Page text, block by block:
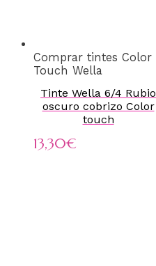
Comprar tintes Color
Touch Wella
Tinte Wella 6/4 Rubio
oscuro cobrizo Color
touch
13,30€